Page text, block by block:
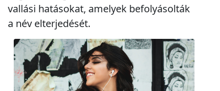
vallási hatásokat, amelyek befolyásolták
a név elterjedését.